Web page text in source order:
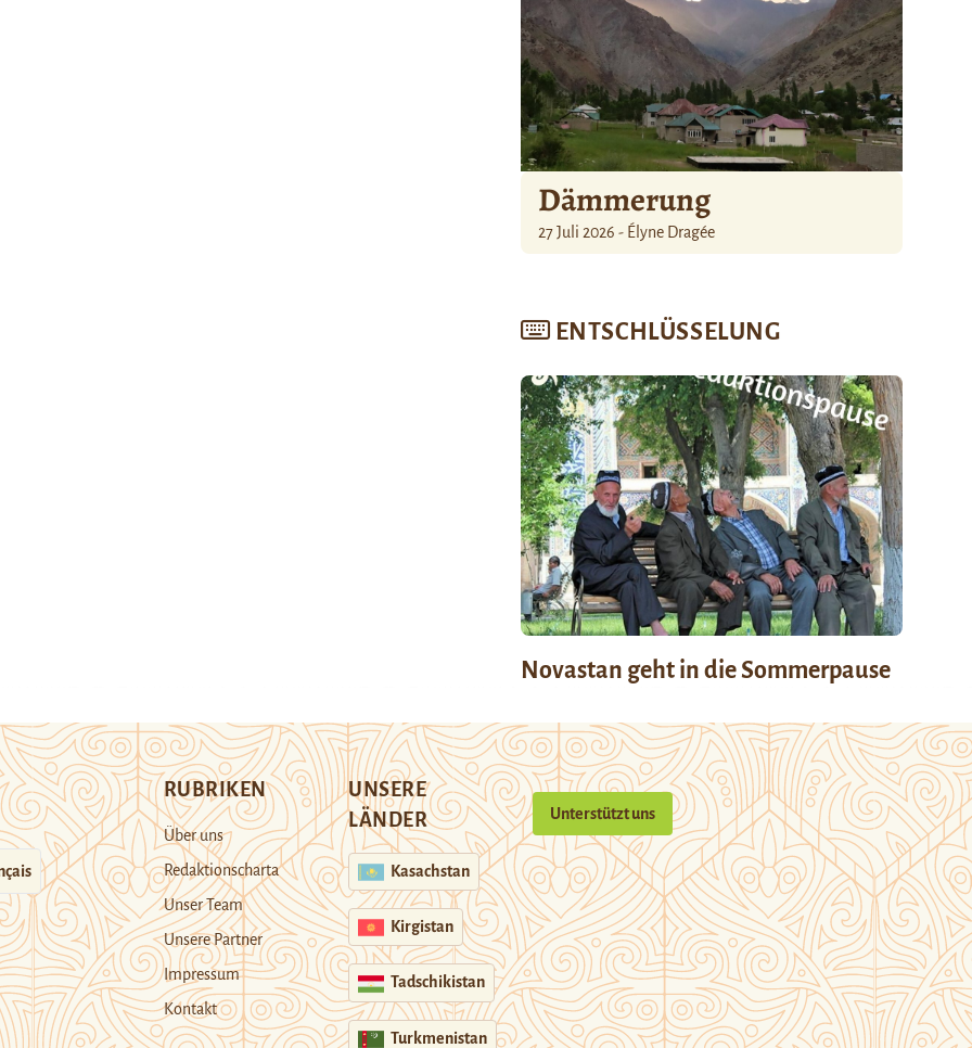
Dämmerung
27 Juli 2026 - Élyne Dragée
ENTSCHLÜSSELUNG
Novastan geht in die Sommerpause
RUBRIKEN
Über uns
Redaktionscharta
Unser Team
Unsere Partner
Impressum
Kontakt
UNSERE
LÄNDER
Kasachstan
Kirgistan
Tadschikistan
Turkmenistan
Unterstützt uns